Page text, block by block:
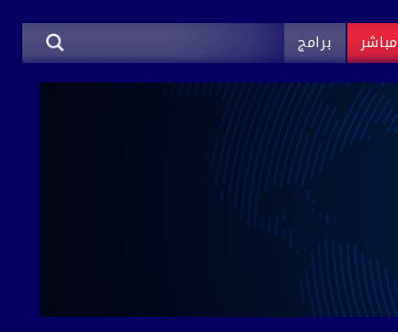
مباشر برامج